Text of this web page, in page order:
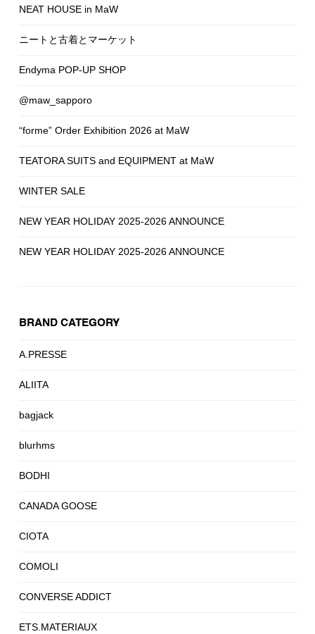
NEAT HOUSE in MaW
ニートと古着とマーケット
Endyma POP-UP SHOP
@maw_sapporo
“forme” Order Exhibition 2026 at MaW
TEATORA SUITS and EQUIPMENT at MaW
WINTER SALE
NEW YEAR HOLIDAY 2025-2026 ANNOUNCE
NEW YEAR HOLIDAY 2025-2026 ANNOUNCE
BRAND CATEGORY
A.PRESSE
ALIITA
bagjack
blurhms
BODHI
CANADA GOOSE
CIOTA
COMOLI
CONVERSE ADDICT
ETS.MATERIAUX